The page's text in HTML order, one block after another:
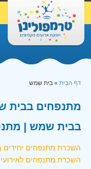
דף הבית » בית שמש
מתנפחים בבית
בבית שמש |
השכרת מתנפחים
השכרת מתנפחים